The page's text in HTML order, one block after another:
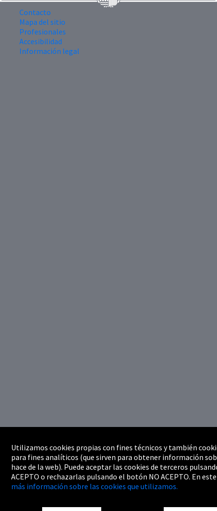
Contacto
Mapa del sitio
Profesionales
Accesibilidad
Información legal
Utilizamos cookies propias con fines técnicos y también
para fines analíticos (que sirven para obtener información
hace de la web). Puede aceptar las cookies de terceros
ACEPTO o rechazarlas pulsando el botón NO ACEPTO. En
más información sobre las cookies que utilizamos.